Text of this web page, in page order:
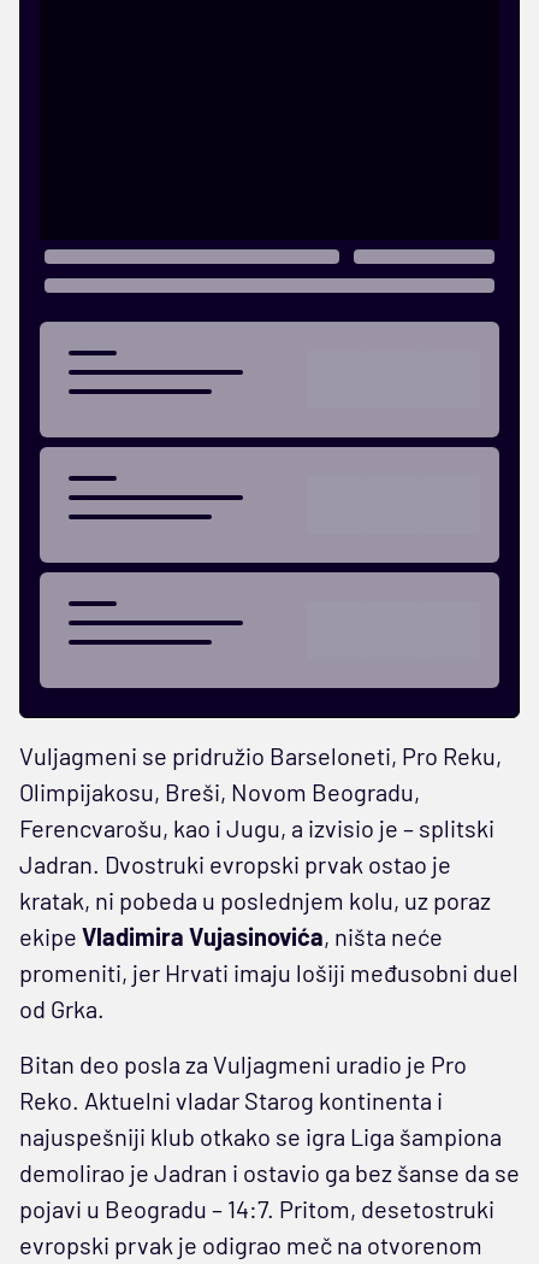
Vuljagmeni se pridružio Barseloneti, Pro Reku,
Olimpijakosu, Breši, Novom Beogradu,
Ferencvarošu, kao i Jugu, a izvisio je – splitski
Jadran. Dvostruki evropski prvak ostao je
kratak, ni pobeda u poslednjem kolu, uz poraz
ekipe Vladimira Vujasinovića, ništa neće
promeniti, jer Hrvati imaju lošiji međusobni duel
od Grka.
Bitan deo posla za Vuljagmeni uradio je Pro
Reko. Aktuelni vladar Starog kontinenta i
najuspešniji klub otkako se igra Liga šampiona
demolirao je Jadran i ostavio ga bez šanse da se
pojavi u Beogradu – 14:7. Pritom, desetostruki
evropski prvak je odigrao meč na otvorenom